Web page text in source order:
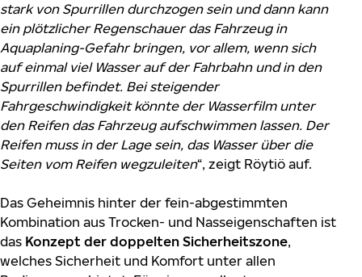
stark von Spurrillen durchzogen sein und dann kann
ein plötzlicher Regenschauer das Fahrzeug in
Aquaplaning-Gefahr bringen, vor allem, wenn sich
auf einmal viel Wasser auf der Fahrbahn und in den
Spurrillen befindet. Bei steigender
Fahrgeschwindigkeit könnte der Wasserfilm unter
den Reifen das Fahrzeug aufschwimmen lassen. Der
Reifen muss in der Lage sein, das Wasser über die
Seiten vom Reifen wegzuleiten“, zeigt Röytiö auf.
Das Geheimnis hinter der fein-abgestimmten
Kombination aus Trocken- und Nasseigenschaften ist
das Konzept der doppelten Sicherheitszone,
welches Sicherheit und Komfort unter allen